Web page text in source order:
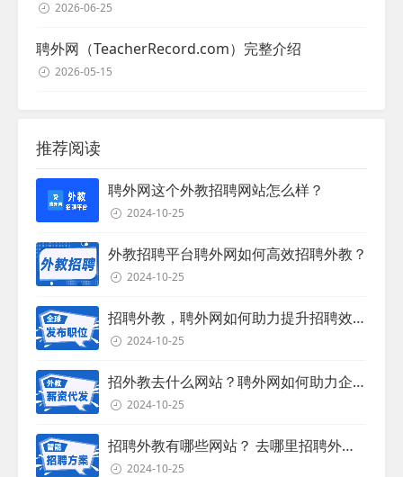
2026-06-25
聘外网（TeacherRecord.com）完整介绍
2026-05-15
推荐阅读
聘外网这个外教招聘网站怎么样？
2024-10-25
外教招聘平台聘外网如何高效招聘外教？
2024-10-25
招聘外教，聘外网如何助力提升招聘效率？
2024-10-25
招外教去什么网站？聘外网如何助力企业外教招聘
2024-10-25
招聘外教有哪些网站？ 去哪里招聘外教？
2024-10-25